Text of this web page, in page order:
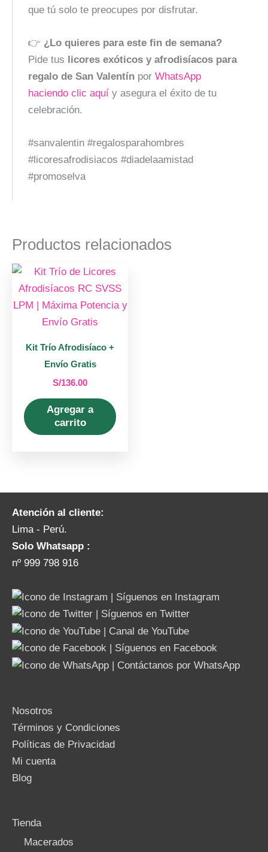
que tú solo te preocupes por disfrutar.
👉 ¿Lo quieres para este fin de semana?
Pide tus
licores exóticos y afrodisíacos para
regalo de San Valentínpor WhatsApp
haciendo clic aquí y asegura el éxito de tu
celebración.
#sanvalentin #regalosparahombres
#licoresafrodisiacos #diadelaamistad
#promoselva
Productos relacionados
Kit Trío Afrodisíaco +
Envío Gratis
S/136.00
Agregar a
carrito
Atención al cliente:
Lima - Perú.
Solo Whatsapp :
nº 999 798 916
Nosotros
Términos y Condiciones
Políticas de Privacidad
Mi cuenta
Blog
Tienda
Macerados